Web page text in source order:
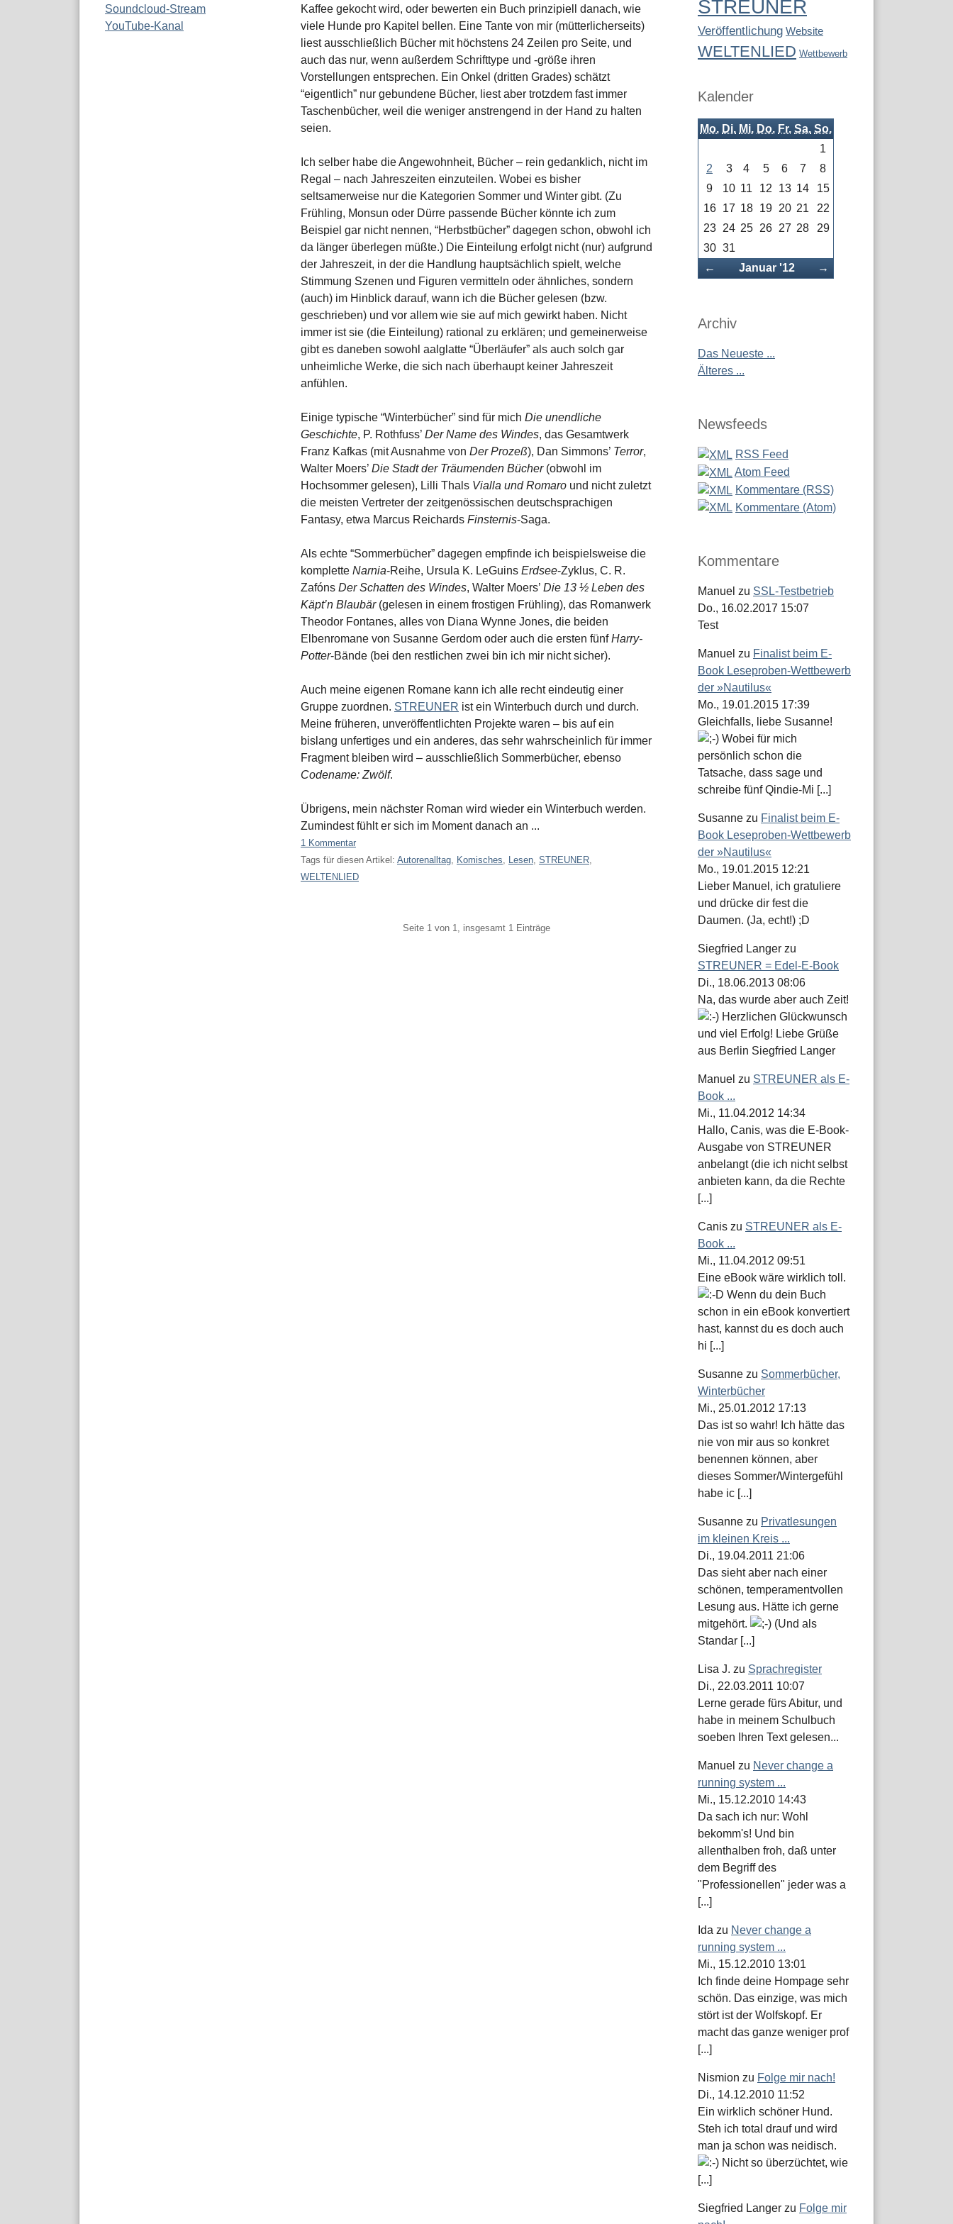
Kaffee gekocht wird, oder bewerten ein Buch prinzipiell danach, wie
viele Hunde pro Kapitel bellen. Eine Tante von mir (mütterlicherseits)
liest ausschließlich Bücher mit höchstens 24 Zeilen pro Seite, und
auch das nur, wenn außerdem Schrifttype und -größe ihren
Vorstellungen entsprechen. Ein Onkel (dritten Grades) schätzt
“eigentlich” nur gebundene Bücher, liest aber trotzdem fast immer
Taschenbücher, weil die weniger anstrengend in der Hand zu halten
seien.
Ich selber habe die Angewohnheit, Bücher – rein gedanklich, nicht im
Regal – nach Jahreszeiten einzuteilen. Wobei es bisher
seltsamerweise nur die Kategorien Sommer und Winter gibt. (Zu
Frühling, Monsun oder Dürre passende Bücher könnte ich zum
Beispiel gar nicht nennen, “Herbstbücher” dagegen schon, obwohl ich
da länger überlegen müßte.) Die Einteilung erfolgt nicht (nur) aufgrund
der Jahreszeit, in der die Handlung hauptsächlich spielt, welche
Stimmung Szenen und Figuren vermitteln oder ähnliches, sondern
(auch) im Hinblick darauf, wann ich die Bücher gelesen (bzw.
geschrieben) und vor allem wie sie auf mich gewirkt haben. Nicht
immer ist sie (die Einteilung) rational zu erklären; und gemeinerweise
gibt es daneben sowohl aalglatte “Überläufer” als auch solch gar
unheimliche Werke, die sich nach überhaupt keiner Jahreszeit
anfühlen.
Einige typische “Winterbücher” sind für mich Die unendliche
Geschichte, P. Rothfuss’ Der Name des Windes, das Gesamtwerk
Franz Kafkas (mit Ausnahme von Der Prozeß), Dan Simmons’ Terror,
Walter Moers’ Die Stadt der Träumenden Bücher(obwohl im
Hochsommer gelesen), Lilli Thals Vialla und Romaro und nicht zuletzt
die meisten Vertreter der zeitgenössischen deutschsprachigen
Fantasy, etwa Marcus Reichards Finsternis-Saga.
Als echte “Sommerbücher” dagegen empfinde ich beispielsweise die
komplette Narnia-Reihe, Ursula K. LeGuins Erdsee-Zyklus, C. R.
Zafóns Der Schatten des Windes, Walter Moers’ Die 13 ½ Leben des
Käpt’n Blaubär(gelesen in einem frostigen Frühling), das Romanwerk
Theodor Fontanes, alles von Diana Wynne Jones, die beiden
Elbenromane von Susanne Gerdom oder auch die ersten fünfHarry-
Potter-Bände (bei den restlichen zwei bin ich mir nicht sicher).
Auch meine eigenen Romane kann ich alle recht eindeutig einer
Gruppe zuordnen. STREUNER ist ein Winterbuch durch und durch.
Meine früheren, unveröffentlichten Projekte waren – bis auf ein
bislang unfertiges und ein anderes, das sehr wahrscheinlich für immer
Fragment bleiben wird – ausschließlich Sommerbücher, ebenso
Codename: Zwölf.
Übrigens, mein nächster Roman wird wieder ein Winterbuch werden.
Zumindest fühlt er sich im Moment danach an ...
1 Kommentar
Tags für diesen Artikel: Autorenalltag, Komisches, Lesen, STREUNER,
WELTENLIED
Seite 1 von 1, insgesamt 1 Einträge
Soundcloud-Stream
YouTube-Kanal
STREUNER
Veröffentlichung Website
WELTENLIED Wettbewerb
Kalender
Mo. Di. Mi. Do. Fr. Sa. So.
← ZurückJanuar '12 Vorwärts
→
1
2
3 4 5 6 7
8
9
10 11 12 13 14
15
16
17 18 19 20 21
22
23
24 25 26 27 28
29
30 31
Archiv
Das Neueste ...
Älteres ...
Newsfeeds
RSS Feed
Atom Feed
Kommentare (RSS)
Kommentare (Atom)
Kommentare
Manuel zu SSL-Testbetrieb
Do., 16.02.2017 15:07
Test
Manuel zu Finalist beim E-
Book Leseproben-Wettbewerb
der »Nautilus«
Mo., 19.01.2015 17:39
Gleichfalls, liebe Susanne!
Wobei für mich
persönlich schon die
Tatsache, dass sage und
schreibe fünf Qindie-Mi [...]
Susanne zu Finalist beim E-
Book Leseproben-Wettbewerb
der »Nautilus«
Mo., 19.01.2015 12:21
Lieber Manuel, ich gratuliere
und drücke dir fest die
Daumen. (Ja, echt!) ;D
Siegfried Langer zu
STREUNER = Edel-E-Book
Di., 18.06.2013 08:06
Na, das wurde aber auch Zeit!
Herzlichen Glückwunsch
und viel Erfolg! Liebe Grüße
aus Berlin Siegfried Langer
Manuel zu STREUNER als E-
Book ...
Mi., 11.04.2012 14:34
Hallo, Canis, was die E-Book-
Ausgabe von STREUNER
anbelangt (die ich nicht selbst
anbieten kann, da die Rechte
[...]
Canis zu STREUNER als E-
Book ...
Mi., 11.04.2012 09:51
Eine eBook wäre wirklich toll.
Wenn du dein Buch
schon in ein eBook konvertiert
hast, kannst du es doch auch
hi [...]
Susanne zu Sommerbücher,
Winterbücher
Mi., 25.01.2012 17:13
Das ist so wahr! Ich hätte das
nie von mir aus so konkret
benennen können, aber
dieses Sommer/Wintergefühl
habe ic [...]
Susanne zu Privatlesungen
im kleinen Kreis ...
Di., 19.04.2011 21:06
Das sieht aber nach einer
schönen, temperamentvollen
Lesung aus. Hätte ich gerne
mitgehört.
(Und als
Standar [...]
Lisa J. zu Sprachregister
Di., 22.03.2011 10:07
Lerne gerade fürs Abitur, und
habe in meinem Schulbuch
soeben Ihren Text gelesen...
Manuel zu Never change a
running system ...
Mi., 15.12.2010 14:43
Da sach ich nur: Wohl
bekomm's! Und bin
allenthalben froh, daß unter
dem Begriff des
"Professionellen" jeder was a
[...]
Ida zu Never change a
running system ...
Mi., 15.12.2010 13:01
Ich finde deine Hompage sehr
schön. Das einzige, was mich
stört ist der Wolfskopf. Er
macht das ganze weniger prof
[...]
Nismion zu Folge mir nach!
Di., 14.12.2010 11:52
Ein wirklich schöner Hund.
Steh ich total drauf und wird
man ja schon was neidisch.
Nicht so überzüchtet, wie
[...]
Siegfried Langer zu Folge mir